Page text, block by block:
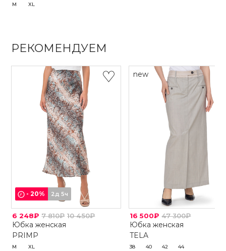
M XL
РЕКОМЕНДУЕМ
-20% 2д 5ч
6 248₽ 7 810₽ 10 450₽
Юбка женская
PRIMP
M XL
new
16 500₽ 47 300₽
Юбка женская
TELA
38 40 42 44